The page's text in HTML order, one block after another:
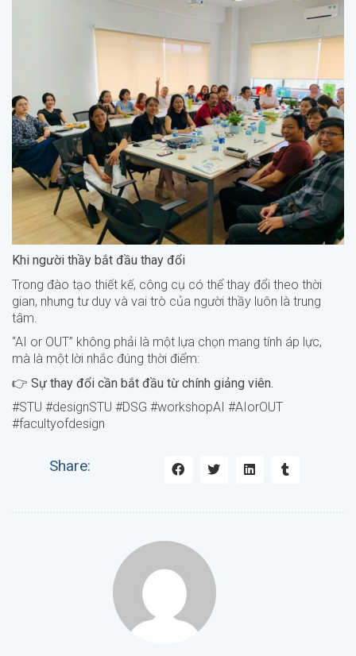
Khi người thầy bắt đầu thay đổi
Trong đào tạo thiết kế, công cụ có thể thay đổi theo thời
gian, nhưng tư duy và vai trò của người thầy luôn là trung
tâm.
“AI or OUT” không phải là một lựa chọn mang tính áp lực,
mà là một lời nhắc đúng thời điểm:
👉 Sự thay đổi cần bắt đầu từ chính giảng viên.
#STU #designSTU #DSG #workshopAI #AIorOUT
#facultyofdesign
Share: